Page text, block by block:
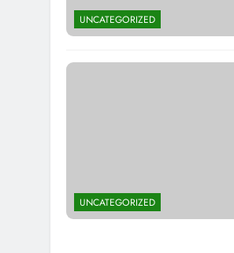
UNCATEGORIZED
UNCATEGORIZED